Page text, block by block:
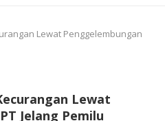
Lewat Penggelembungan
Lewat
Jelang Pemilu